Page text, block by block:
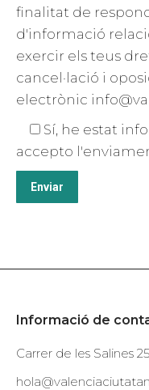
finalitat de
d'informació
exercir els teus
cancel·lació i
electrònic
Sí, he estat
accepto
Informació de
Carrer de les Salines